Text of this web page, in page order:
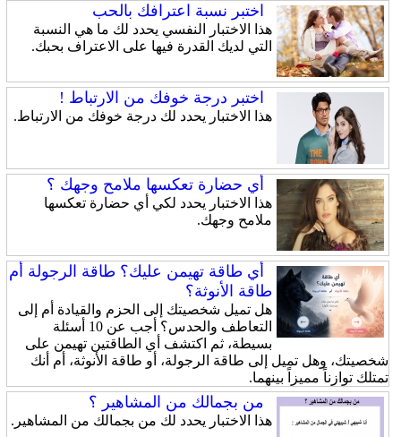
اختبر نسبة اعترافك بالحب
هذا الاختبار النفسي يحدد لك ما هي النسبة
التي لديك القدرة فيها على الاعتراف بحبك.
اختبر درجة خوفك من الارتباط !
هذا الاختبار يحدد لك درجة خوفك من الارتباط.
أي حضارة تعكسها ملامح وجهك ؟
هذا الاختبار يحدد لكي أي حضارة تعكسها
ملامح وجهك.
أي طاقة تهيمن عليك؟ طاقة الرجولة أم
طاقة الأنوثة؟
هل تميل شخصيتك إلى الحزم والقيادة أم إلى
التعاطف والحدس؟ أجب عن 10 أسئلة
بسيطة، ثم اكتشف أي الطاقتين تهيمن على
شخصيتك، وهل تميل إلى طاقة الرجولة، أو طاقة الأنوثة، أم أنك
تمتلك توازناً مميزاً بينهما.
من بجمالك من المشاهير ؟
هذا الاختبار يحدد لك من بجمالك من المشاهير.